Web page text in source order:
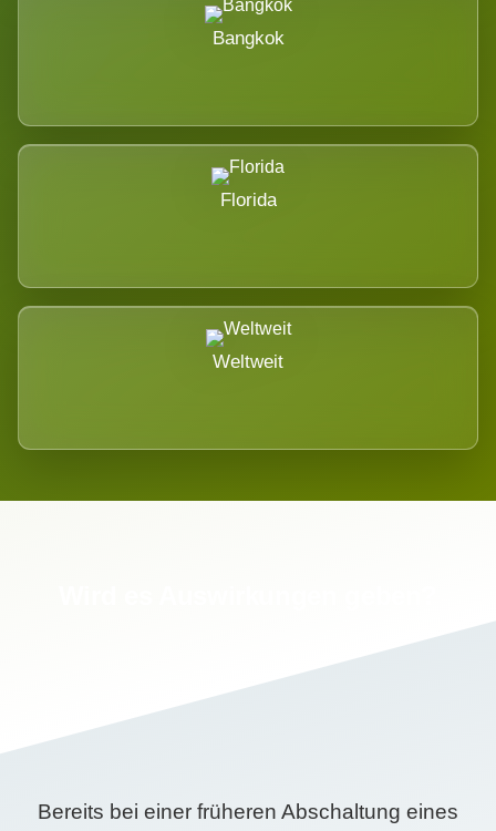
Bangkok
Florida
Weltweit
Bereits bei einer früheren Abschaltung eines